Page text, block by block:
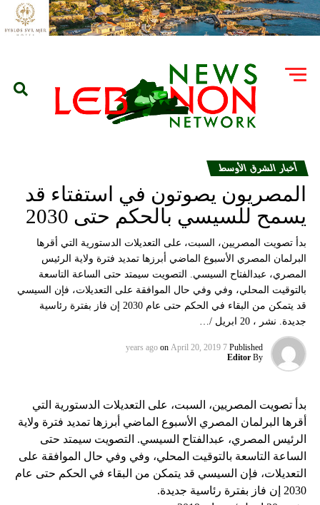
أخبار الشرق الأوسط
المصريون يصوتون في استفتاء قد
يسمح للسيسي بالحكم حتى 2030
بدأ تصويت المصريين، السبت، على التعديلات الدستورية التي أقرها
البرلمان المصري الأسبوع الماضي أبرزها تمديد فترة ولاية الرئيس
المصري، عبدالفتاح السيسي. التصويت سيمتد حتى الساعة التاسعة
بالتوقيت المحلي، وفي وفي حال الموافقة على التعديلات، فإن السيسي
قد يتمكن من البقاء في الحكم حتى عام 2030 إن فاز بفترة رئاسية
جديدة. نشر ، 20 ابريل /…
Published
7 years ago
on April 20, 2019
By
Editor
بدأ تصويت المصريين، السبت، على التعديلات الدستورية التي
أقرها البرلمان المصري الأسبوع الماضي أبرزها تمديد فترة ولاية
الرئيس المصري، عبدالفتاح السيسي. التصويت سيمتد حتى
الساعة التاسعة بالتوقيت المحلي، وفي وفي حال الموافقة على
التعديلات، فإن السيسي قد يتمكن من البقاء في الحكم حتى عام
2030 إن فاز بفترة رئاسية جديدة.